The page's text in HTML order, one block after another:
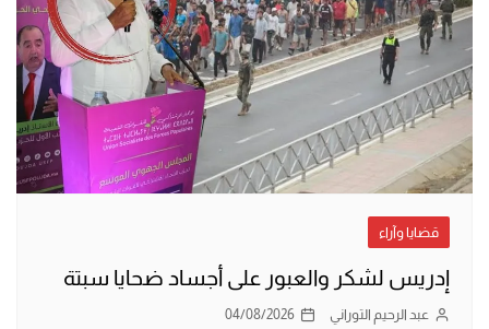
قضايا وآراء
إدريس لشكر والعبور على أجساد ضحايا سبتة
عبد الرحيم التوراني 04/08/2026